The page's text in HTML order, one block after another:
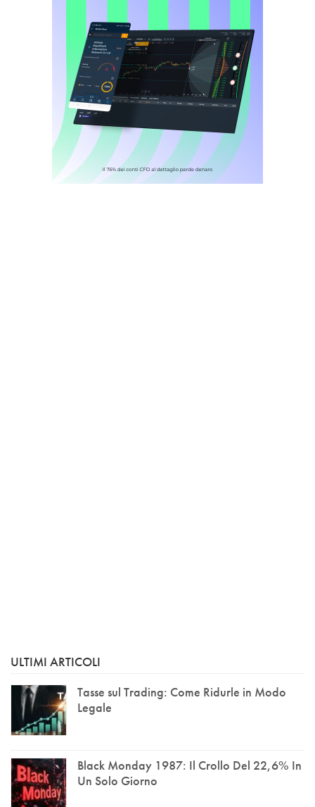
ULTIMI ARTICOLI
Tasse sul Trading: Come Ridurle in Modo
Legale
Black Monday 1987: Il Crollo Del 22,6% In
Un Solo Giorno